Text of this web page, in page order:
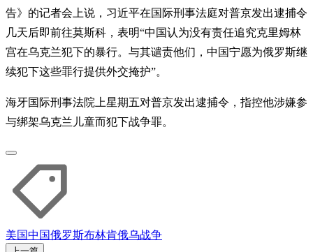
告》的记者会上说，习近平在国际刑事法庭对普京发出逮捕令
几天后即前往莫斯科，表明“中国认为没有责任追究克里姆林
宫在乌克兰犯下的暴行。与其谴责他们，中国宁愿为俄罗斯继
续犯下这些罪行提供外交掩护”。
海牙国际刑事法院上星期五对普京发出逮捕令，指控他涉嫌参
与绑架乌克兰儿童而犯下战争罪。
美国中国俄罗斯布林肯俄乌战争